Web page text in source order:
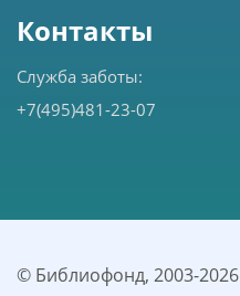
Контакты
Служба заботы:
+7(495)481-23-07
© Библиофонд, 2003-2026